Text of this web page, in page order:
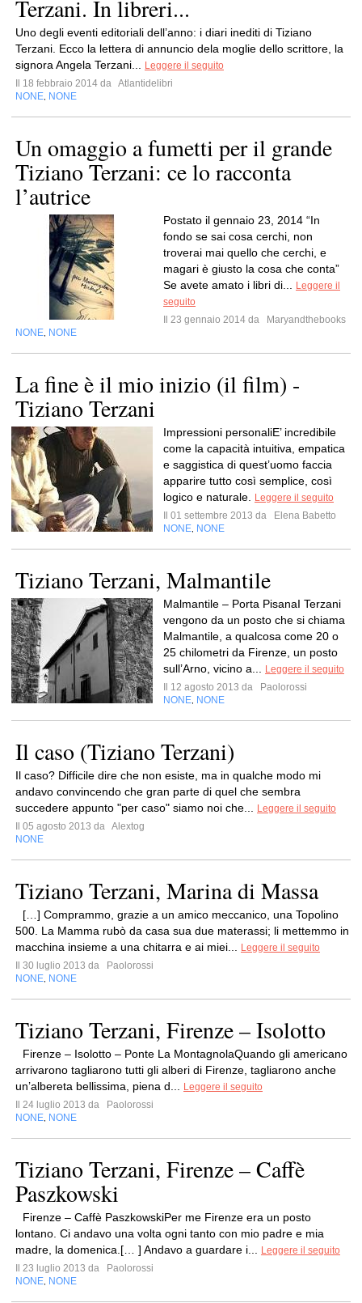
Terzani. In libreri...
Uno degli eventi editoriali dell’anno: i diari inediti di Tiziano
Terzani. Ecco la lettera di annuncio dela moglie dello scrittore, la
signora Angela Terzani...
Leggere il seguito
Il 18 febbraio 2014 da Atlantidelibri
NONE NONE
Un omaggio a fumetti per il grande
Tiziano Terzani: ce lo racconta
l’autrice
Postato il gennaio 23, 2014 “In
fondo se sai cosa cerchi, non
troverai mai quello che cerchi, e
magari è giusto la cosa che conta”
Se avete amato i libri di...
Leggere il
seguito
Il 23 gennaio 2014 da
Maryandthebooks
NONE NONE
La fine è il mio inizio (il film) -
Tiziano Terzani
Impressioni personaliE’ incredibile
come la capacità intuitiva, empatica
e saggistica di quest’uomo faccia
apparire tutto così semplice, così
logico e naturale.
Leggere il seguito
Il 01 settembre 2013 da
Elena Babetto
NONE NONE
Tiziano Terzani, Malmantile
Malmantile – Porta PisanaI Terzani
vengono da un posto che si chiama
Malmantile, a qualcosa come 20 o
25 chilometri da Firenze, un posto
sull’Arno, vicino a...
Leggere il seguito
Il 12 agosto 2013 da
Paolorossi
NONE NONE
Il caso (Tiziano Terzani)
Il caso? Difficile dire che non esiste, ma in qualche modo mi
andavo convincendo che gran parte di quel che sembra
succedere appunto "per caso" siamo noi che...
Leggere il seguito
Il 05 agosto 2013 da Alextog
NONE
Tiziano Terzani, Marina di Massa
[…] Comprammo, grazie a un amico meccanico, una Topolino
500. La Mamma rubò da casa sua due materassi; li mettemmo in
macchina insieme a una chitarra e ai miei...
Leggere il seguito
Il 30 luglio 2013 da
Paolorossi
NONE NONE
Tiziano Terzani, Firenze – Isolotto
Firenze – Isolotto – Ponte La MontagnolaQuando gli americano
arrivarono tagliarono tutti gli alberi di Firenze, tagliarono anche
un’albereta bellissima, piena d...
Leggere il seguito
Il 24 luglio 2013 da
Paolorossi
NONE NONE
Tiziano Terzani, Firenze – Caffè
Paszkowski
Firenze – Caffè PaszkowskiPer me Firenze era un posto
lontano. Ci andavo una volta ogni tanto con mio padre e mia
madre, la domenica.[… ] Andavo a guardare i...
Leggere il seguito
Il 23 luglio 2013 da
Paolorossi
NONE NONE